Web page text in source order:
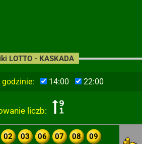
14:00 22:00
liczb:
LOTTO - KASKADA
02 03 06 07 08
09